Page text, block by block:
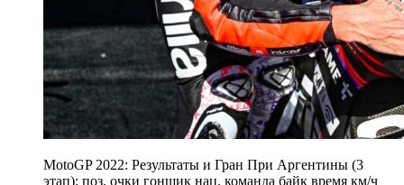
MotoGP 2022: Результаты и Гран При Аргентины (3
этап): поз. очки гонщик нац. команда байк время км/ч